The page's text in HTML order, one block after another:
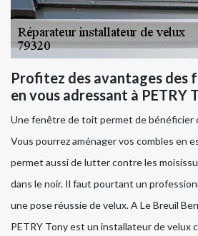
Profitez des avantages des
en vous adressant à PETRY
Une fenêtre de toit permet de bénéficier
Vous pourrez aménager vos combles en
permet aussi de lutter contre les
dans le noir. Il faut pourtant un
une pose réussie de velux. A Le Breuil
PETRY Tony est un installateur de velux